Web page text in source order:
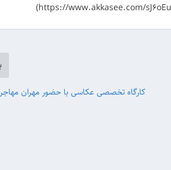
کارگاه تخصصی عکاسی با حضور مهران مهاجر